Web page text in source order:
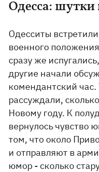
Одесса: шутки
Одесситы
военного
сразу же
другие начали
комендантский
рассуждали,
Новому году. К
вернулось чувство
том, что около
и отправляют в
юмор - сколько